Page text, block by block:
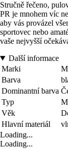
Stručně řečeno,
PR je mnohem víc
aby vás provázel
sportovec nebo
vaše nejvyšší
Další informace
Marki
Barva
Dominantní barva
Typ
Věk
Hlavní materiál
Loading...
Loading...